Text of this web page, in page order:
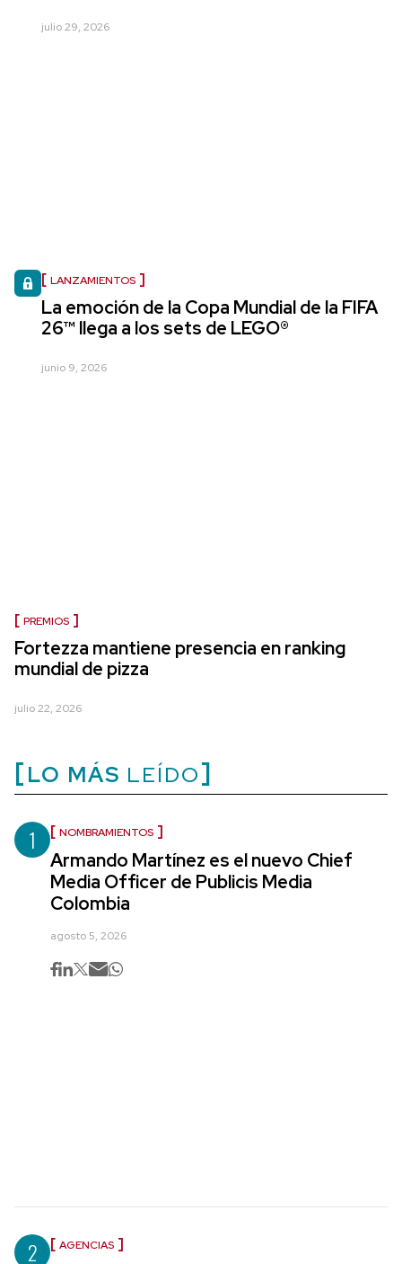
julio 29, 2026
LANZAMIENTOS
La emoción de la Copa Mundial de la FIFA
26™ llega a los sets de LEGO®
junio 9, 2026
PREMIOS
Fortezza mantiene presencia en ranking
mundial de pizza
julio 22, 2026
LO MÁS LEÍDO
1 NOMBRAMIENTOS
Armando Martínez es el nuevo Chief
Media Officer de Publicis Media
Colombia
agosto 5, 2026
2 AGENCIAS